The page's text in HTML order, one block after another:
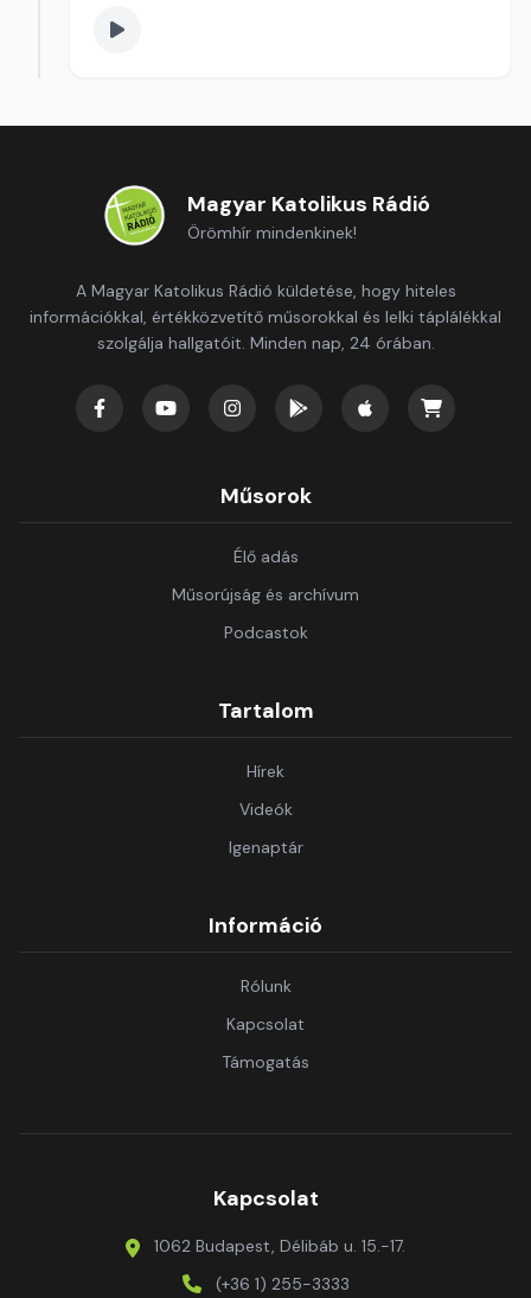
Magyar Katolikus Rádió
Örömhír mindenkinek!
A Magyar Katolikus Rádió küldetése, hogy hiteles
információkkal, értékközvetítő műsorokkal és lelki táplálékkal
szolgálja hallgatóit. Minden nap, 24 órában.
Műsorok
Élő adás
Műsorújság és archívum
Podcastok
Tartalom
Hírek
Videók
Igenaptár
Információ
Rólunk
Kapcsolat
Támogatás
Kapcsolat
1062 Budapest, Délibáb u. 15.-17.
(+36 1) 255-3333